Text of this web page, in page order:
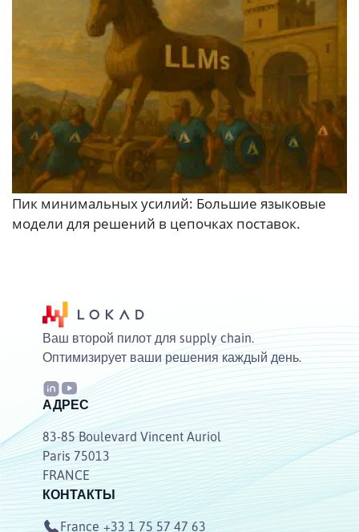
Пик минимальных усилий: Большие языковые
модели для решений в цепочках поставок.
Ваш второй пилот для supply chain.
Оптимизирует ваши решения каждый день.
АДРЕС
83-85 Boulevard Vincent Auriol
Paris 75013
FRANCE
КОНТАКТЫ
France +33 1 75 57 47 63